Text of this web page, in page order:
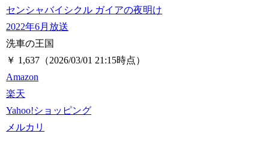
センシャバイシクル ガイアの夜明け
2022年6月放送
洗車の王国
￥ 1,637 （2026/03/01 21:15時点）
Amazon
楽天
Yahoo!ショッピング
メルカリ